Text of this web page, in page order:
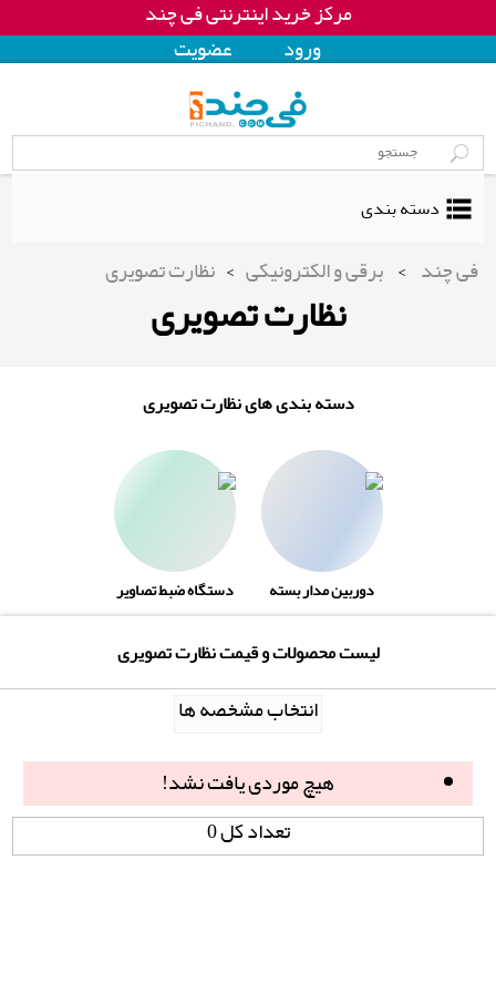
مرکز خرید اینترنتی فی چند
ورود
عضويت
دسته بندی
فی چند > برقی و الکترونیکی > نظارت تصویری
نظارت تصویری
دسته بندی های نظارت تصویری
دوربین مدار بسته دستگاه ضبط تصاویر
لیست محصولات و قیمت نظارت تصویری
انتخاب مشخصه ها
هیچ موردی یافت نشد!
تعداد کل 0